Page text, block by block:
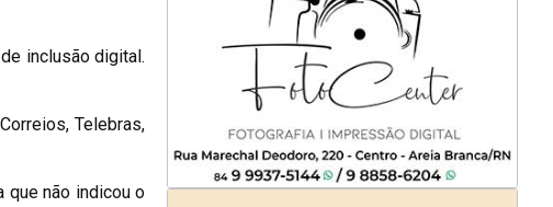
inclusão digital.
Telebras,
que não indicou o